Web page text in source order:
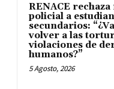
RENACE
policial a
secundarios:
volver a las
violaciones de
humanos?”
5 Agosto, 2026